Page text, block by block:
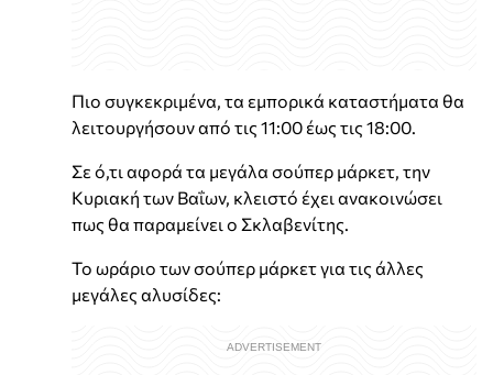
Πιο συγκεκριμένα, τα εμπορικά καταστήματα θα
λειτουργήσουν από τις 11:00 έως τις 18:00.
Σε ό,τι αφορά τα μεγάλα σούπερ μάρκετ, την
Κυριακή των Βαΐων, κλειστό έχει ανακοινώσει
πως θα παραμείνει ο Σκλαβενίτης.
Το ωράριο των σούπερ μάρκετ για τις άλλες
μεγάλες αλυσίδες: